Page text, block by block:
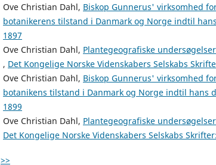
Ove Christian Dahl, Biskop Gunnerus' virksomhed
botanikerens tilstand i Danmark og Norge indtil
1897
Ove Christian Dahl, Plantegeografiske
, Det Kongelige Norske Videnskabers Selskabs
Ove Christian Dahl, Biskop Gunnerus' virksomhed
botanikens tilstand i Danmark og Norge indtil hans
1899
Ove Christian Dahl, Plantegeografiske
Det Kongelige Norske Videnskabers Selskabs
>>